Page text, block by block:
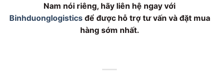
Nam nói riêng, hãy liên hệ ngay với
Binhduonglogisticsđể được hỗ trợ tư vấn và đặt mua
hàng sớm nhất.